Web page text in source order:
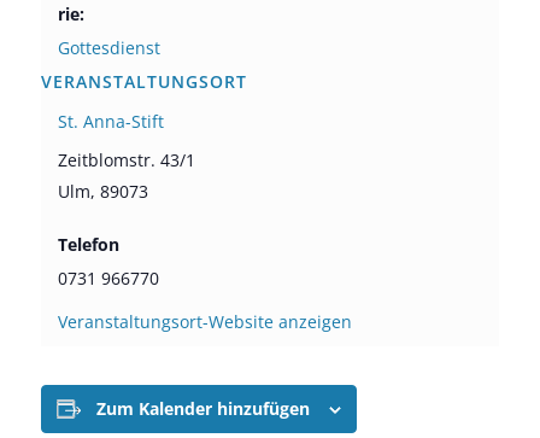
rie:
Gottesdienst
VERANSTALTUNGSORT
St. Anna-Stift
Zeitblomstr. 43/1
Ulm, 89073
Telefon
0731 966770
Veranstaltungsort-Website anzeigen
Zum Kalender hinzufügen